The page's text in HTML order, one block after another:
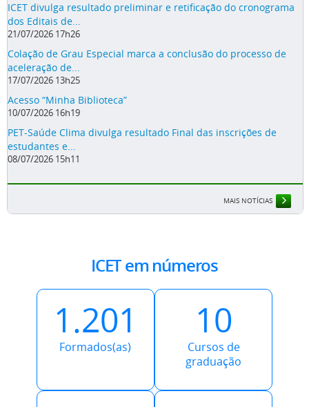
ICET divulga resultado preliminar e retificação do cronograma
dos Editais de...
21/07/2026 17h26
Colação de Grau Especial marca a conclusão do processo de
aceleração de...
17/07/2026 13h25
Acesso “Minha Biblioteca”
10/07/2026 16h19
PET-Saúde Clima divulga resultado Final das inscrições de
estudantes e...
08/07/2026 15h11
MAIS NOTÍCIAS
ICET em números
1.201
Formados(as)
10
Cursos de
graduação